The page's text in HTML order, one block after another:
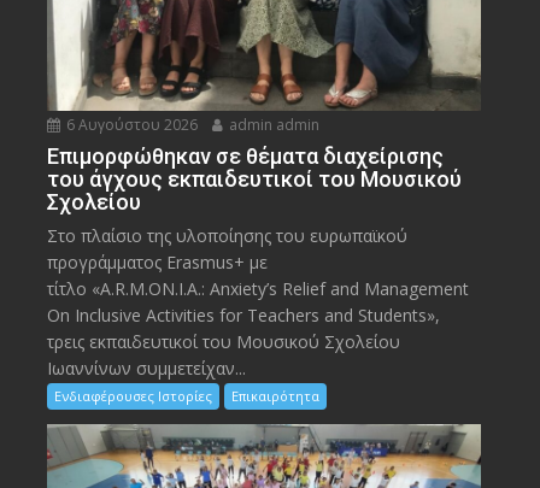
6 Αυγούστου 2026 admin admin
Eπιμορφώθηκαν σε θέματα διαχείρισης
του άγχους εκπαιδευτικοί του Μουσικού
Σχολείου
Στο πλαίσιο της υλοποίησης του ευρωπαϊκού
προγράμματος Erasmus+ με
τίτλο «A.R.M.ON.I.A.: Anxiety’s Relief and Management
On Inclusive Activities for Teachers and Students»,
τρεις εκπαιδευτικοί του Μουσικού Σχολείου
Ιωαννίνων συμμετείχαν...
Ενδιαφέρουσες Ιστορίες Επικαιρότητα